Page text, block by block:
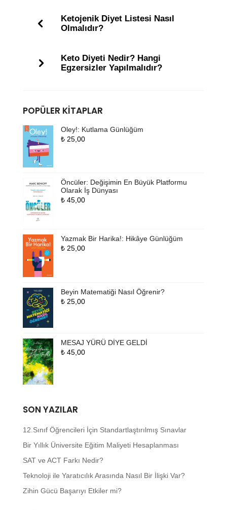
Ketojenik Diyet Listesi Nasıl
Olmalıdır?
Keto Diyeti Nedir? Hangi
Egzersizler Yapılmalıdır?
POPÜLER KITAPLAR
Oley!: Kutlama Günlüğüm
₺25,00
Öncüler: Değişimin En Büyük Platformu
Olarak İş Dünyası
₺45,00
Yazmak Bir Harika!: Hikâye Günlüğüm
₺25,00
Beyin Matematiği Nasıl Öğrenir?
₺25,00
MESAJ YÜRÜ DİYE GELDİ
₺45,00
SON YAZILAR
12.Sınıf Öğrencileri İçin Standartlaştırılmış Sınavlar
Bir Yıllık Üniversite Eğitim Maliyeti Hesaplanması
SAT ve ACT Farkı Nedir?
Teknoloji ile Yaratıcılık Arasında Nasıl Bir İlişki Var?
Zihin Gücü Başarıyı Etkiler mi?